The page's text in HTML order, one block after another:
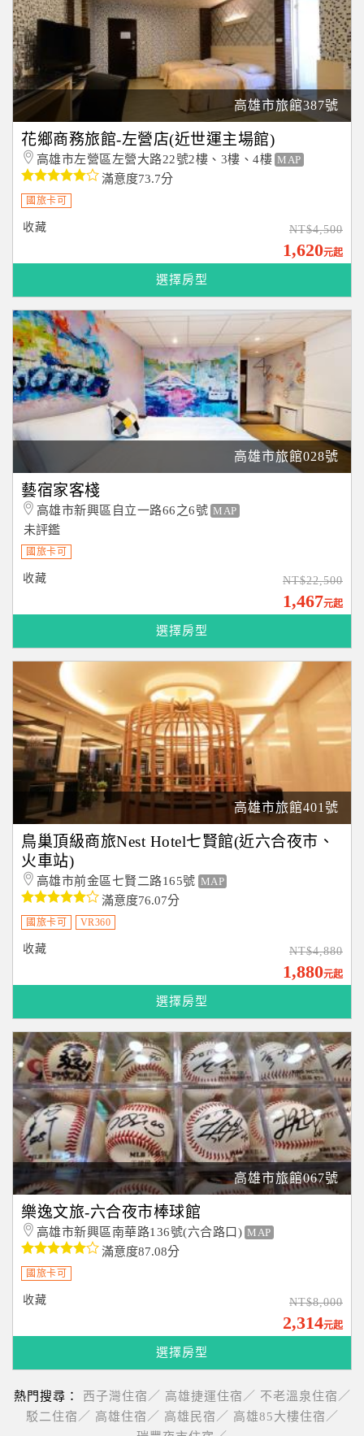
高雄市旅館387號
花鄉商務旅館-左營店(近世運主場館)
高雄市左營區左營大路22號2樓、3樓、4樓 MAP
滿意度73.7分
國旅卡可
收藏 NT$4,500
1,620元起
選擇房型
高雄市旅館028號
藝宿家客棧
高雄市新興區自立一路66之6號 MAP
未評鑑
國旅卡可
收藏 NT$22,500
1,467元起
選擇房型
高雄市旅館401號
鳥巢頂級商旅Nest Hotel七賢館(近六合夜市、
火車站)
高雄市前金區七賢二路165號 MAP
滿意度76.07分
國旅卡可 VR360
收藏 NT$4,880
1,880元起
選擇房型
高雄市旅館067號
樂逸文旅-六合夜市棒球館
高雄市新興區南華路136號(六合路口) MAP
滿意度87.08分
國旅卡可
收藏 NT$8,000
2,314元起
選擇房型
熱門搜尋： 西子灣住宿／ 高雄捷運住宿／ 不老溫泉住宿／
駁二住宿／ 高雄住宿／ 高雄民宿／ 高雄85大樓住宿／